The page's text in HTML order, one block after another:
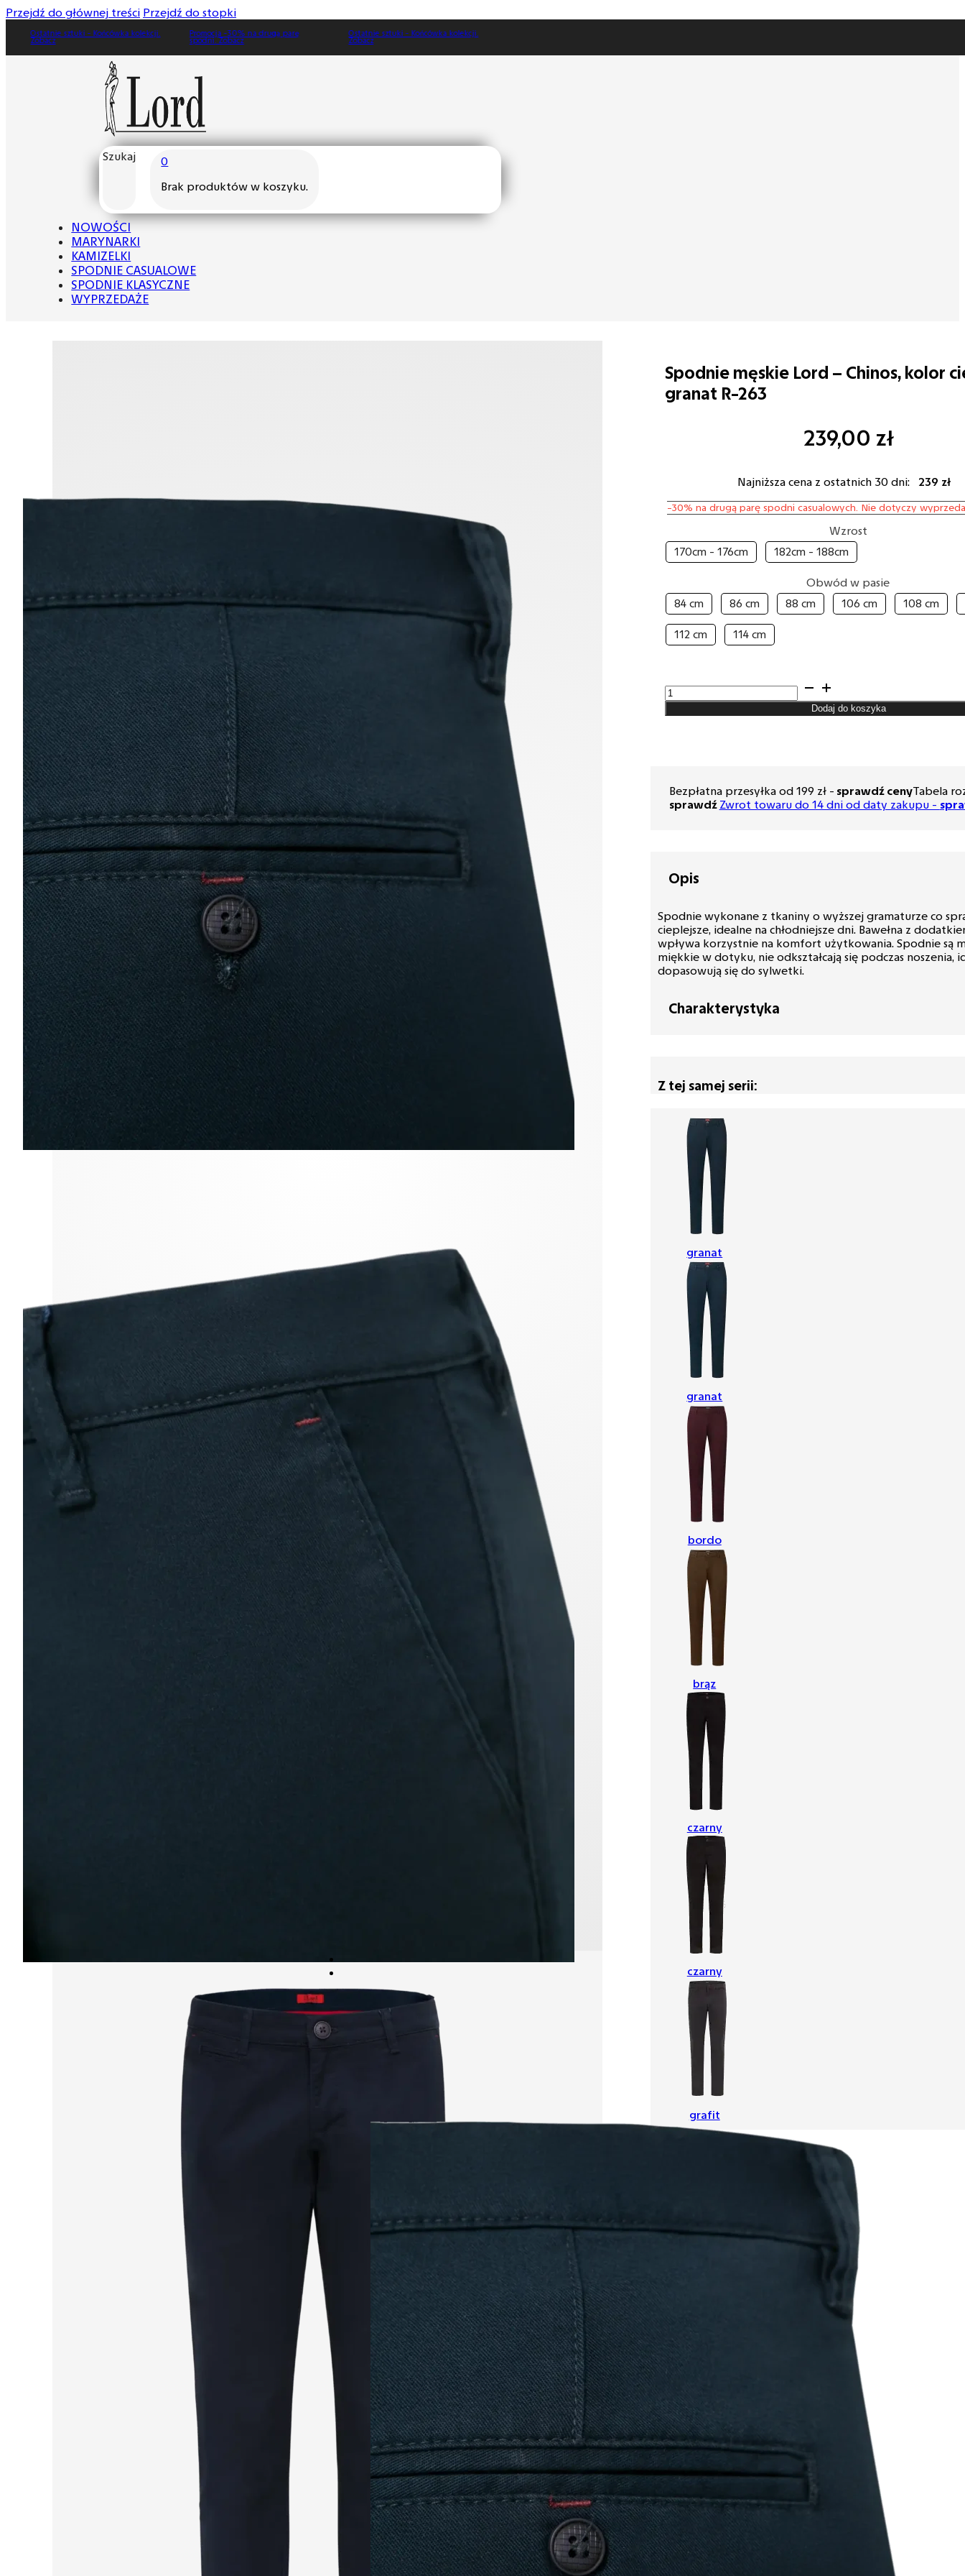
Przejdź do głównej treści Przejdź do stopki
Ostatnie sztuki - Końcówka kolekcji.
Zobacz
Promocja -30% na drugą parę
spodni. Zobacz
Ostatnie sztuki - Końcówka kolekcji.
Zobacz
Szukaj
0
Brak produktów w koszyku.
NOWOŚCI
MARYNARKI
KAMIZELKI
SPODNIE CASUALOWE
SPODNIE KLASYCZNE
WYPRZEDAŻE
Spodnie męskie Lord – Chinos, kolor
granat R-263
239,00 zł
Najniższa cena z ostatnich 30 dni: 239 zł
-30% na drugą parę spodni casualowych. Nie dotyczy
Wzrost
170cm - 176cm 182cm - 188cm
Obwód w pasie
84 cm 86 cm 88 cm 106 cm 108 cm
112 cm 114 cm
ilość
Spodnie
męskie
granat
R-
Dodaj do koszyka
Bezpłatna przesyłka od 199 zł - sprawdź cenyTabela
sprawdź Zwrot towaru do 14 dni od daty zakupu -
Opis
Spodnie wykonane z tkaniny o wyższej gramaturze co
cieplejsze, idealne na chłodniejsze dni. Bawełna z
wpływa korzystnie na komfort użytkowania. Spodnie są
miękkie w dotyku, nie odkształcają się podczas noszenia,
dopasowują się do sylwetki.
Charakterystyka
Z tej samej serii:
granat
granat
bordo
brąz
czarny
czarny
grafit